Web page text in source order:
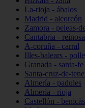
La-rioja - ábalos
Madrid - alcorcón
Zamora - peleas-
Cantabria - reinosa
A-coruña - carral
Illes-balears -
Granada - santa-fe
Santa-cruz-de-
Almería - padules
Almería - rioja
Castellón -